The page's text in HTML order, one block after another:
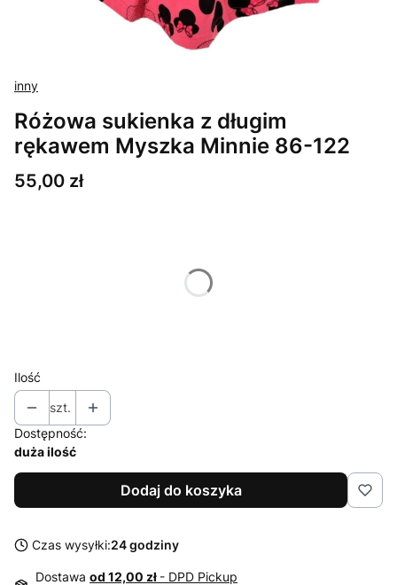
inny
Różowa sukienka z długim
rękawem Myszka Minnie 86-122
Cena
55,00 zł
Ilość
szt.
Dostępność:
duża ilość
Dodaj do koszyka
Czas wysyłki:24 godziny
Dostawa od 12,00 zł - DPD Pickup